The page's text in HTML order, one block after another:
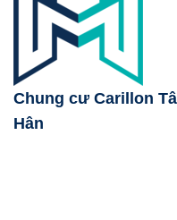
Chung cư Carillon
Hân